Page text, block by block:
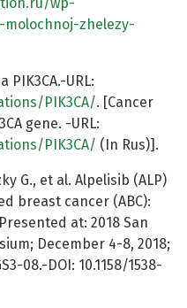
wp-
zhelezy-
PIK3CA.-URL:
PIK3CA/. [Cancer
gene. -URL:
PIK3CA/ (In Rus)].
G., et al. Alpelisib (ALP)
breast cancer (ABC):
at: 2018 San
December 4-8, 2018;
08.-DOI: 10.1158/1538-